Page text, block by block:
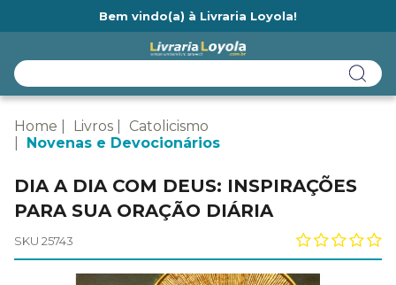
Bem vindo(a) à Livraria Loyola!
Home Livros
Catolicismo
Novenas e Devocionários
DIA A DIA COM DEUS: INSPIRAÇÕES
PARA SUA ORAÇÃO DIÁRIA
SKU 25743